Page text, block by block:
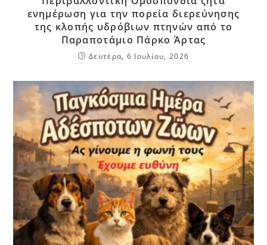
ενημέρωση για την πορεία διερεύνησης
της κλοπής υδρόβιων πτηνών από το
Παραποτάμιο Πάρκο Άρτας
Δευτέρα, 6 Ιουλίου, 2026